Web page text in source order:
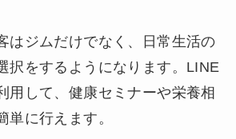
はジムだけでなく、日常生活の
択をするようになります。LINE
用して、健康セミナーや栄養相
単に行えます。